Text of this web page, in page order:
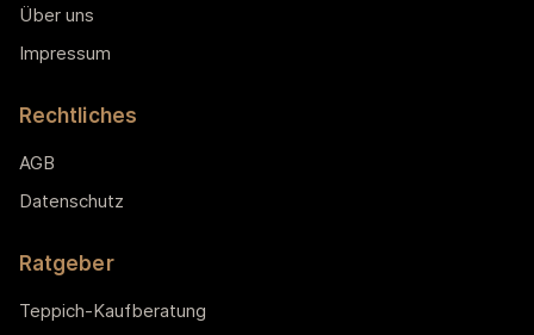
Über uns
Impressum
Rechtliches
AGB
Datenschutz
Ratgeber
Teppich-Kaufberatung